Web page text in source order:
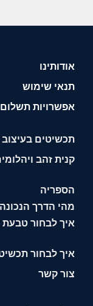
אודותינו
תנאי שימוש
אפשרויות תשלום
תכשיטים בעיצוב
קנית זהב
הספריה
מהי הדרך
איך לבחור טבעת
איך לבחור
צור קשר